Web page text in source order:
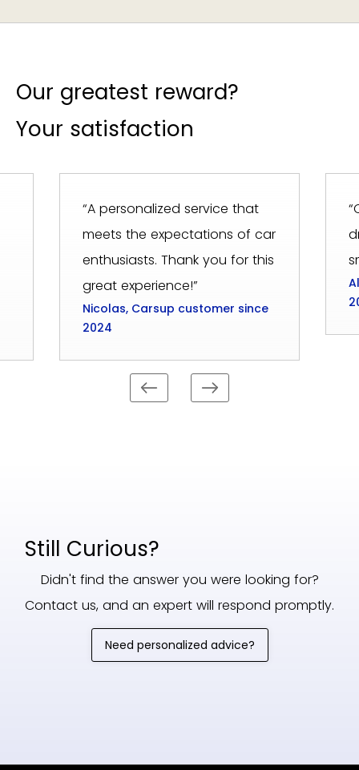
Our greatest reward?
Your satisfaction
“A personalized service that
meets the expectations of car
enthusiasts. Thank you for this
great experience!”
Nicolas, Carsup customer since
2024
Still Curious?
Didn't find the answer you were looking for?
Contact us, and an expert will respond promptly.
Need personalized advice?